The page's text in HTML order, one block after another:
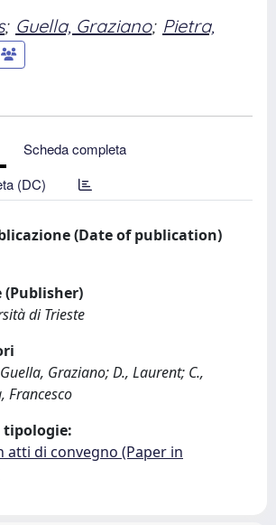
; Guella, Graziano; Pietra,
Scheda completa
(DC)
(Date of publication)
(Publisher)
di Trieste
Graziano; D., Laurent; C.,
Francesco
tipologie:
atti di convegno (Paper in